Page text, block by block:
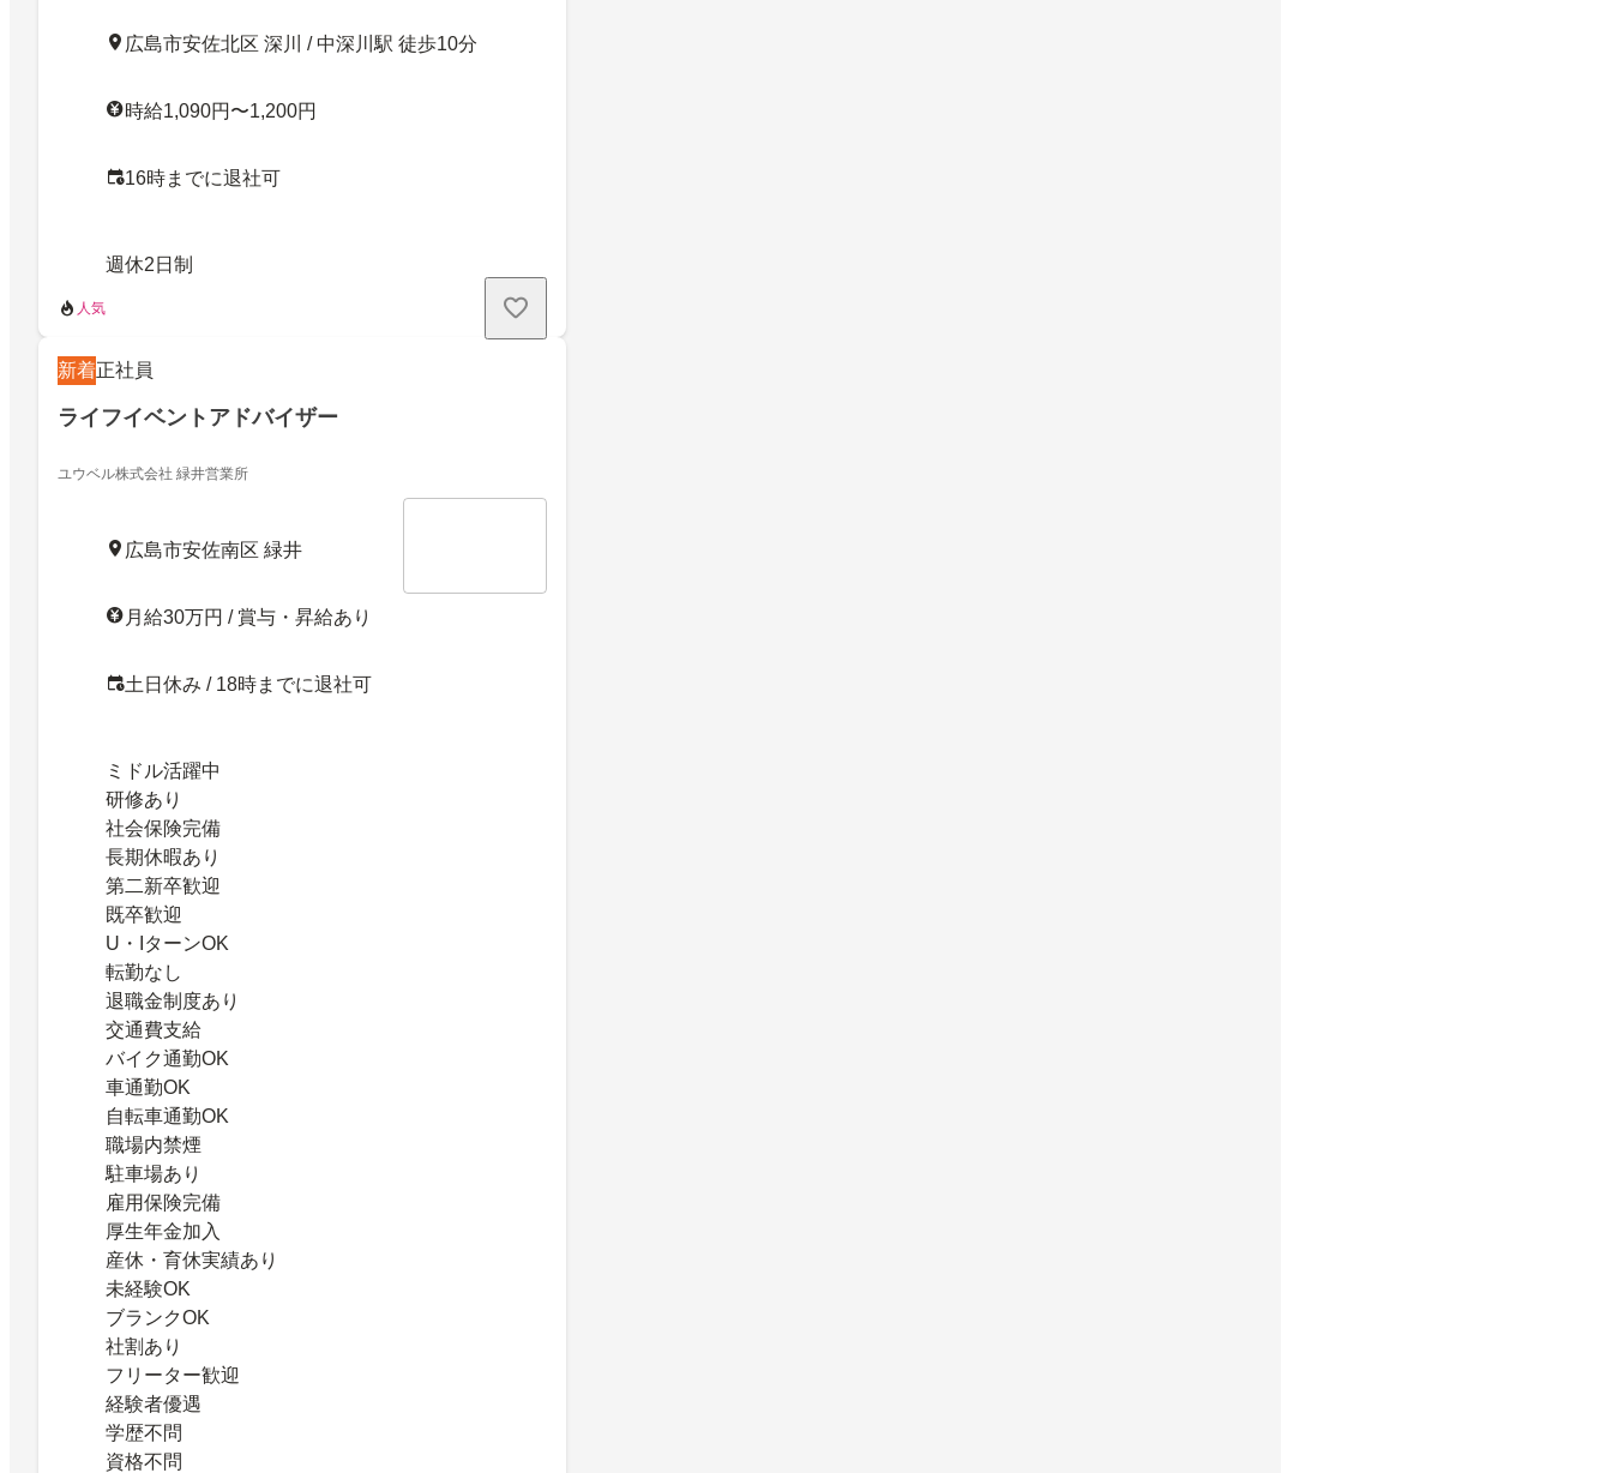
広島市安佐北区 深川 / 中深川駅 徒歩10分
時給1,090円〜1,200円
16時までに退社可
週休2日制
人気
新着正社員
ライフイベントアドバイザー
ユウベル株式会社 緑井営業所
広島市安佐南区 緑井
月給30万円 / 賞与・昇給あり
土日休み / 18時までに退社可
ミドル活躍中
研修あり
社会保険完備
長期休暇あり
第二新卒歓迎
既卒歓迎
U・IターンOK
転勤なし
退職金制度あり
交通費支給
バイク通勤OK
車通勤OK
自転車通勤OK
職場内禁煙
駐車場あり
雇用保険完備
厚生年金加入
産休・育休実績あり
未経験OK
ブランクOK
社割あり
フリーター歓迎
経験者優遇
学歴不問
資格不問